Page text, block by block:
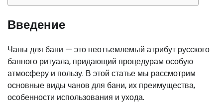
Введение
Чаны для бани — это неотъемлемый атрибут русского
банного ритуала, придающий процедурам особую
атмосферу и пользу. В этой статье мы рассмотрим
основные виды чанов для бани, их преимущества,
особенности использования и ухода.